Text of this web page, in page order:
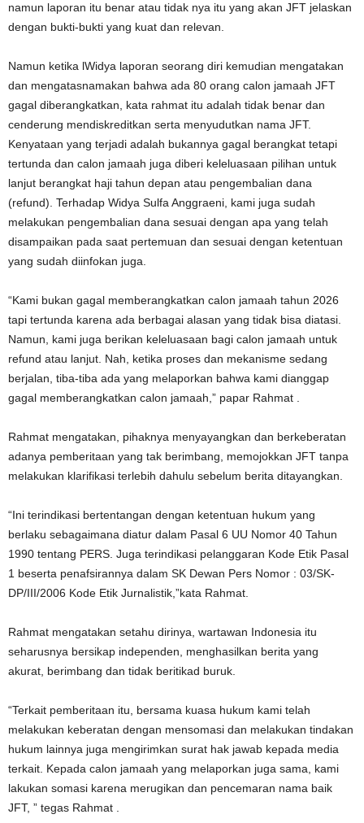
namun laporan itu benar atau tidak nya itu yang akan JFT jelaskan
dengan bukti-bukti yang kuat dan relevan.
Namun ketika lWidya laporan seorang diri kemudian mengatakan
dan mengatasnamakan bahwa ada 80 orang calon jamaah JFT
gagal diberangkatkan, kata rahmat itu adalah tidak benar dan
cenderung mendiskreditkan serta menyudutkan nama JFT.
Kenyataan yang terjadi adalah bukannya gagal berangkat tetapi
tertunda dan calon jamaah juga diberi keleluasaan pilihan untuk
lanjut berangkat haji tahun depan atau pengembalian dana
(refund). Terhadap Widya Sulfa Anggraeni, kami juga sudah
melakukan pengembalian dana sesuai dengan apa yang telah
disampaikan pada saat pertemuan dan sesuai dengan ketentuan
yang sudah diinfokan juga.
“Kami bukan gagal memberangkatkan calon jamaah tahun 2026
tapi tertunda karena ada berbagai alasan yang tidak bisa diatasi.
Namun, kami juga berikan keleluasaan bagi calon jamaah untuk
refund atau lanjut. Nah, ketika proses dan mekanisme sedang
berjalan, tiba-tiba ada yang melaporkan bahwa kami dianggap
gagal memberangkatkan calon jamaah,” papar Rahmat .
Rahmat mengatakan, pihaknya menyayangkan dan berkeberatan
adanya pemberitaan yang tak berimbang, memojokkan JFT tanpa
melakukan klarifikasi terlebih dahulu sebelum berita ditayangkan.
“Ini terindikasi bertentangan dengan ketentuan hukum yang
berlaku sebagaimana diatur dalam Pasal 6 UU Nomor 40 Tahun
1990 tentang PERS. Juga terindikasi pelanggaran Kode Etik Pasal
1 beserta penafsirannya dalam SK Dewan Pers Nomor : 03/SK-
DP/III/2006 Kode Etik Jurnalistik,”kata Rahmat.
Rahmat mengatakan setahu dirinya, wartawan Indonesia itu
seharusnya bersikap independen, menghasilkan berita yang
akurat, berimbang dan tidak beritikad buruk.
“Terkait pemberitaan itu, bersama kuasa hukum kami telah
melakukan keberatan dengan mensomasi dan melakukan tindakan
hukum lainnya juga mengirimkan surat hak jawab kepada media
terkait. Kepada calon jamaah yang melaporkan juga sama, kami
lakukan somasi karena merugikan dan pencemaran nama baik
JFT, ” tegas Rahmat .